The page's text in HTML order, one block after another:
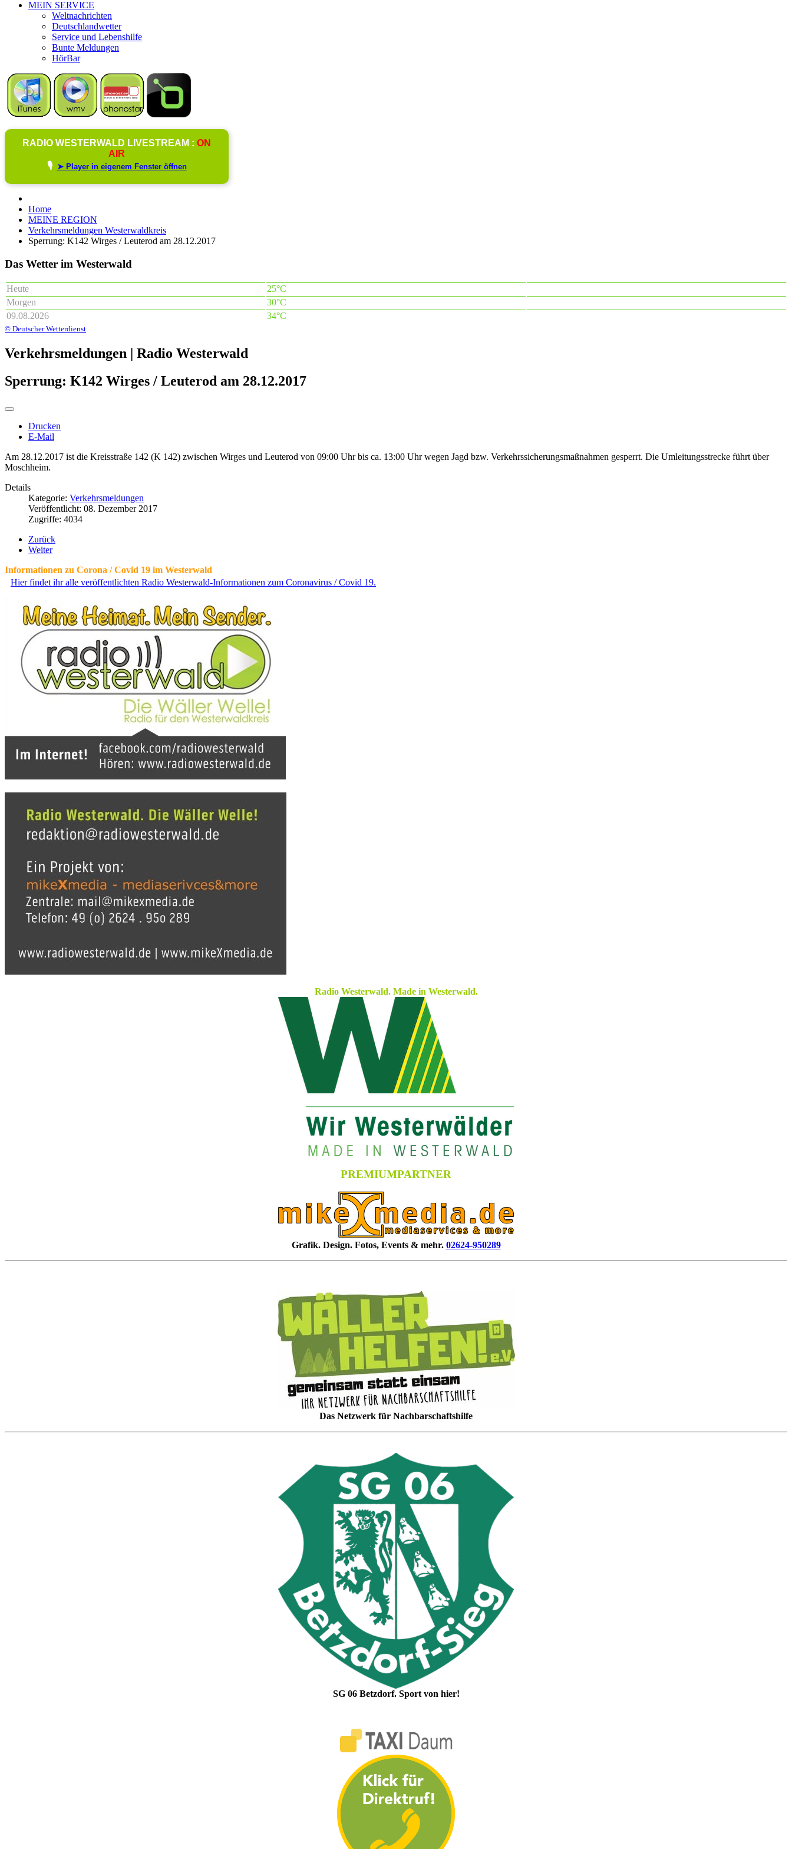
MEIN SERVICE
Weltnachrichten
Deutschlandwetter
Service und Lebenshilfe
Bunte Meldungen
HörBar
RADIO WESTERWALD LIVESTREAM : ON
AIR
🎙️ ➤ Player in eigenem Fenster öffnen
Home
MEINE REGION
Verkehrsmeldungen Westerwaldkreis
Sperrung: K142 Wirges / Leuterod am 28.12.2017
Das Wetter im Westerwald
Heute
25°C
Morgen
30°C
09.08.2026
34°C
© Deutscher Wetterdienst
Verkehrsmeldungen | Radio Westerwald
Sperrung: K142 Wirges / Leuterod am 28.12.2017
Drucken
E-Mail
Am 28.12.2017 ist die Kreisstraße 142 (K 142) zwischen Wirges und Leuterod von 09:00 Uhr bis ca. 13:00 Uhr wegen Jagd bzw. Verkehrssicherungsmaßnahmen gesperrt. Die Umleitungsstrecke führt über
Moschheim.
Details
Kategorie: Verkehrsmeldungen
Veröffentlicht: 08. Dezember 2017
Zugriffe: 4034
Zurück
Weiter
Informationen zu Corona / Covid 19 im Westerwald
Hier findet ihr alle veröffentlichten Radio Westerwald-Informationen zum Coronavirus / Covid 19.
Radio Westerwald. Made in Westerwald.
PREMIUMPARTNER
Grafik. Design. Fotos, Events & mehr. 02624-950289
Das Netzwerk für Nachbarschaftshilfe
SG 06 Betzdorf. Sport von hier!